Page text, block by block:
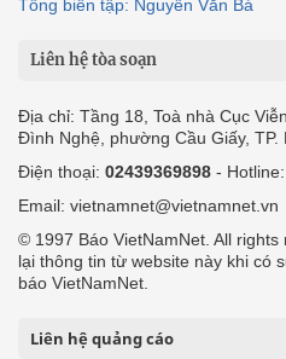
Tổng biên tập: Nguyễn Văn Bá
Liên hệ tòa soạn
Địa chỉ: Tầng 18, Toà nhà Cục
Đình Nghệ, phường Cầu Giấy, TP.
Điện thoại: 02439369898 - Hotline:
Email: vietnamnet@vietnamnet.vn
© 1997 Báo VietNamNet. All
lại thông tin từ website này khi có
báo VietNamNet.
Liên hệ quảng cáo